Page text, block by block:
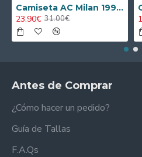
Camiseta AC Milan 1995/1996 Local Retro
23.90€ 31.00€
Antes de Comprar
¿Cómo hacer un pedido?
Guía de Tallas
F.A.Qs